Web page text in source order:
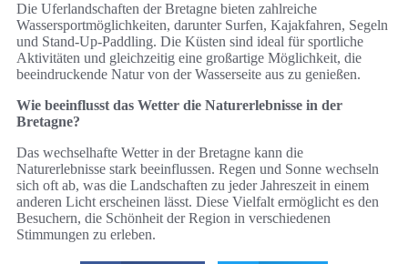
Die Uferlandschaften der Bretagne bieten zahlreiche
Wassersportmöglichkeiten, darunter Surfen, Kajakfahren, Segeln
und Stand-Up-Paddling. Die Küsten sind ideal für sportliche
Aktivitäten und gleichzeitig eine großartige Möglichkeit, die
beeindruckende Natur von der Wasserseite aus zu genießen.
Wie beeinflusst das Wetter die Naturerlebnisse in der
Bretagne?
Das wechselhafte Wetter in der Bretagne kann die
Naturerlebnisse stark beeinflussen. Regen und Sonne wechseln
sich oft ab, was die Landschaften zu jeder Jahreszeit in einem
anderen Licht erscheinen lässt. Diese Vielfalt ermöglicht es den
Besuchern, die Schönheit der Region in verschiedenen
Stimmungen zu erleben.